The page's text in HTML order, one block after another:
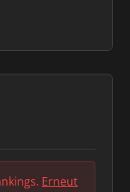
Erneut